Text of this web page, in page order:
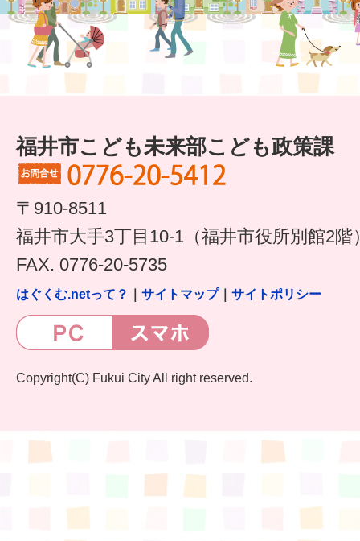
福井市こども未来部こども政策課
〒910-8511
福井市大手3丁目10-1（福井市役所別館2階
FAX. 0776-20-5735
はぐくむ.netって？ サイトマップ｜ サイトポリシー
Copyright(C) Fukui City All right reserved.